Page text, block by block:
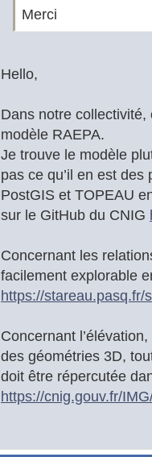
Merci
Hello,
Dans notre
modèle RAEPA.
Je trouve le modèle
pas ce qu’il en est
PostGIS et TOPEAU
sur le GitHub du CNIG
Concernant les
facilement explorable
https://stareau.pasq.fr/
Concernant
des géométries 3D,
doit être répercutée
https://cnig.gouv.fr/